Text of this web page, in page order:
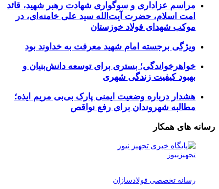
مراسم عزاداری و سوگواری شهادت رهبر شهید، قائد
امت اسلام، حضرت آیت‌الله سید علی خامنه‌ای، در
موکب شهدای فولاد خوزستان
ویژگی برجسته امام شهید معرفت به خداوند بود
خواهرخواندگی؛ بستری برای توسعه دانش‌بنیان و
بهبود کیفیت زندگی شهری
هشدار درباره وضعیت ایمنی پارک بی‌بی مریم ایذه؛
مطالبه شهروندان برای رفع نواقص
رسانه های همکار
تجهیزنیوز
رسانه تخصصی فولادسازان